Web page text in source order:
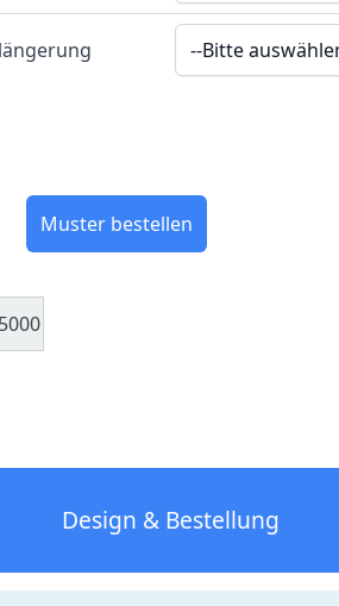
Muster bestellen
5000
Design & Bestellung